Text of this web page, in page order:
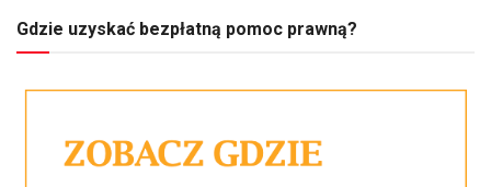
Gdzie uzyskać bezpłatną pomoc prawną?